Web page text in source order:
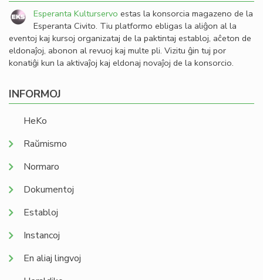
Esperanta Kulturservo estas la konsorcia magazeno de la
Esperanta Civito. Tiu platformo ebligas la aliĝon al la
eventoj kaj kursoj organizataj de la paktintaj establoj, aĉeton de
eldonaĵoj, abonon al revuoj kaj multe pli. Vizitu ĝin tuj por
konatiĝi kun la aktivaĵoj kaj eldonaj novaĵoj de la konsorcio.
INFORMOJ
HeKo
Raŭmismo
Normaro
Dokumentoj
Establoj
Instancoj
En aliaj lingvoj